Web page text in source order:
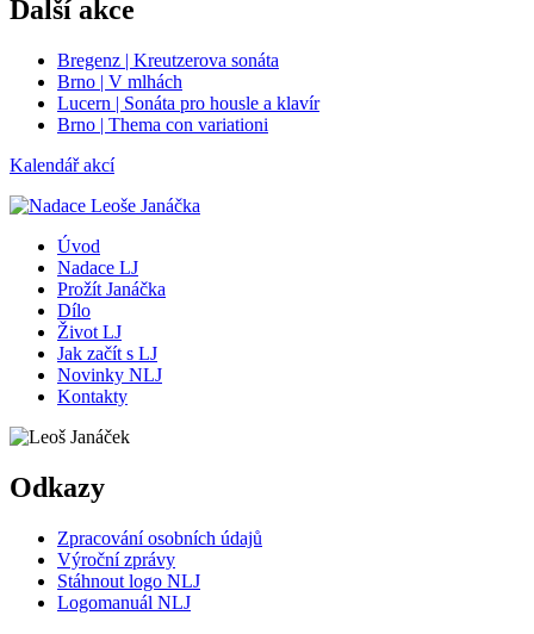
Další akce
Bregenz | Kreutzerova sonáta
Brno | V mlhách
Lucern | Sonáta pro housle a klavír
Brno | Thema con variationi
Kalendář akcí
Úvod
Nadace LJ
Prožít Janáčka
Dílo
Život LJ
Jak začít s LJ
Novinky NLJ
Kontakty
Odkazy
Zpracování osobních údajů
Výroční zprávy
Stáhnout logo NLJ
Logomanuál NLJ